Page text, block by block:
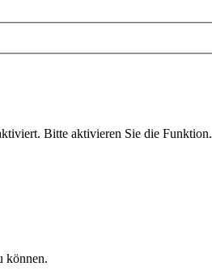
Bitte aktivieren Sie die Funktion.
können.